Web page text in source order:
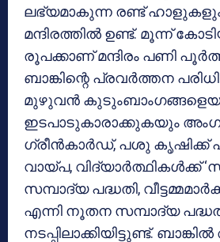
ലഭ്യമാകുന്ന രണ്ട്
മന്ദിരത്തില്‍ ഉണ്ട്. മൂന്ന്
രൂപക്കാണ് മന്ദിരം പണി
ബാങ്കിന്റെ പ്രവര്‍ത്തന
മുഴുവന്‍
ഇടപാടുകാരാക്കുകയും
ഗ്രീന്‍കാര്‍ഡ്, പശു കൃഷിക്ക്
വായ്പ, വിദ്യാര്‍ത്ഥികള്‍ക്ക്
സമ്പാദ്യ പദ്ധതി,
എന്നി നൂതന സമ്പാദ്യ
നടപ്പിലാക്കിയിട്ടുണ്ട്.